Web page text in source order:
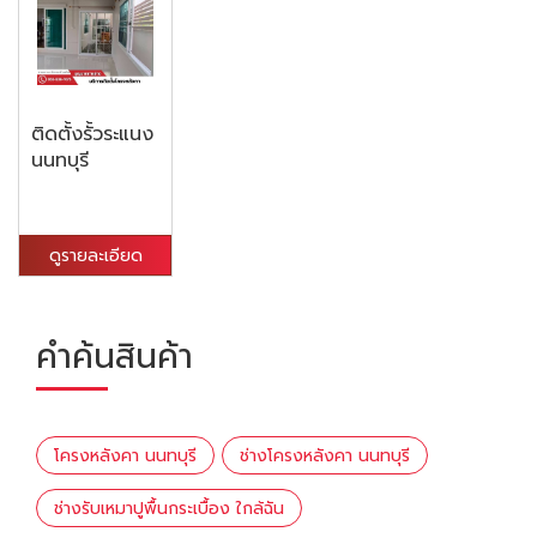
ติดตั้งรั้วระแนง
นนทบุรี
ดูรายละเอียด
คำค้นสินค้า
โครงหลังคา นนทบุรี ช่างโครงหลังคา นนทบุรี
ช่างรับเหมาปูพื้นกระเบื้อง ใกล้ฉัน